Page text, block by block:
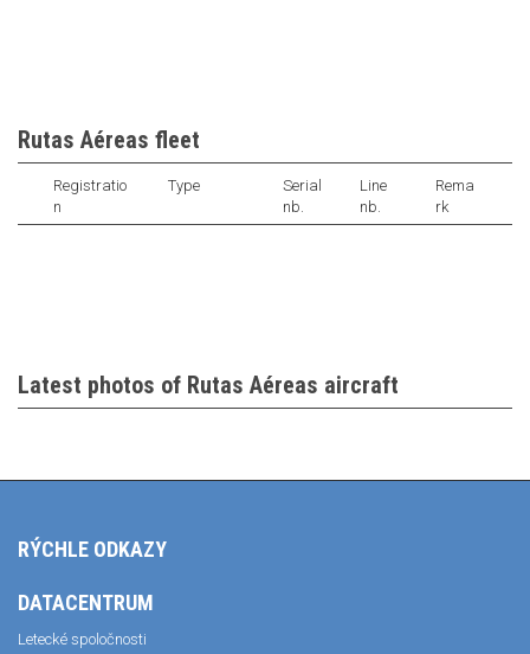
Rutas Aéreas fleet
Registratio
n
Type
Serial
nb.
Line
nb.
Rema
rk
Latest photos of Rutas Aéreas aircraft
RÝCHLE ODKAZY
DATACENTRUM
Letecké spoločnosti